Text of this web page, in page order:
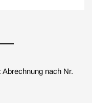
nach Nr.